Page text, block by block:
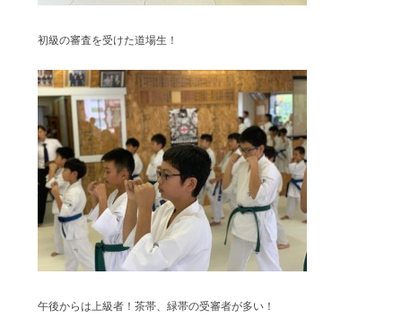
初級の審査を受けた道場生！
午後からは上級者！茶帯、緑帯の受審者が多い！